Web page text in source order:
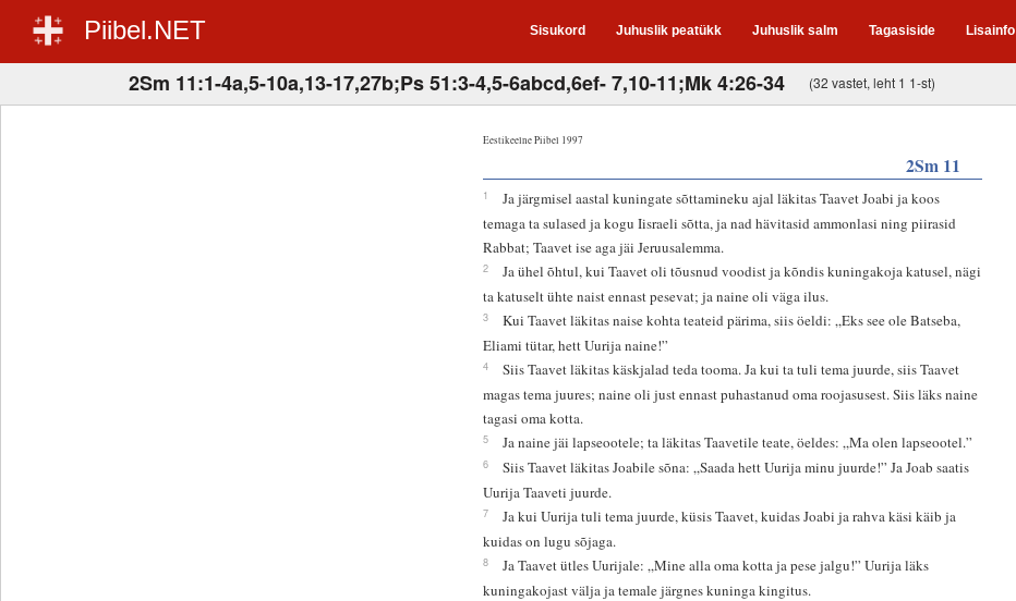
Piibel.NET Sisukord Juhuslik peatükk Juhuslik salm Tagasiside Lisainfo
2Sm 11:1-4a,5-10a,13-17,27b;Ps 51:3-4,5-6abcd,6ef- 7,10-11;Mk 4:26-34 (32 vastet, leht 1 1-st)
Eestikeelne Piibel 1997
2Sm 11
1
Ja järgmisel aastal kuningate sõttamineku ajal läkitas Taavet Joabi ja koos
temaga ta sulased ja kogu Iisraeli sõtta, ja nad hävitasid ammonlasi ning piirasid
Rabbat; Taavet ise aga jäi Jeruusalemma.
2
Ja ühel õhtul, kui Taavet oli tõusnud voodist ja kõndis kuningakoja katusel, nägi
ta katuselt ühte naist ennast pesevat; ja naine oli väga ilus.
3
Kui Taavet läkitas naise kohta teateid pärima, siis öeldi: „Eks see ole Batseba,
Eliami tütar, hett Uurija naine!”
4
Siis Taavet läkitas käskjalad teda tooma. Ja kui ta tuli tema juurde, siis Taavet
magas tema juures; naine oli just ennast puhastanud oma roojasusest. Siis läks naine
tagasi oma kotta.
5 Ja naine jäi lapseootele; ta läkitas Taavetile teate, öeldes: „Ma olen lapseootel.”
6
Siis Taavet läkitas Joabile sõna: „Saada hett Uurija minu juurde!” Ja Joab saatis
Uurija Taaveti juurde.
7
Ja kui Uurija tuli tema juurde, küsis Taavet, kuidas Joabi ja rahva käsi käib ja
kuidas on lugu sõjaga.
8
Ja Taavet ütles Uurijale: „Mine alla oma kotta ja pese jalgu!” Uurija läks
kuningakojast välja ja temale järgnes kuninga kingitus.